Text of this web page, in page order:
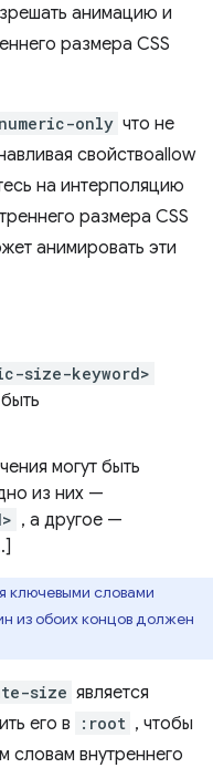
анимацию и
размера CSS
numeric-only что не
свойствоallow
на интерполяцию
размера CSS
анимировать эти
size-keyword>
могут быть
из них —
, а другое —
ключевыми словами
из обоих концов должен
size является
его в
:root , чтобы
словам внутреннего